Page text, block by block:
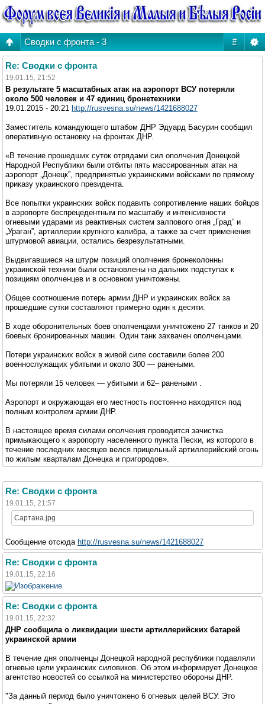
#
Сводки с фронта - 3
Re: Сводки с фронта
19.01.15, 21:52
В результате 5 масштабных атак на аэропорт ВСУ потеряли
около 500 человек и 47 единиц бронетехники
19.01.2015 - 20:21 http://rusvesna.su/news/1421688027
Заместитель командующего штабом ДНР Эдуард Басурин сообщил
оперативную остановку на фронтах ДНР.
«В течение прошедших суток отрядами сил ополчения Донецкой
Народной Республики были отбиты пять массированных атак на
аэропорт „Донецк”, предпринятые украинскими войсками по прямому
приказу украинского президента.
Все попытки украинских войск подавить сопротивление наших бойцов
в аэропорте беспрецедентным по масштабу и интенсивности
огневыми ударами из реактивных систем залпового огня „Град” и
„Ураган”, артиллерии крупного калибра, а также за счет применения
штурмовой авиации, остались безрезультатными.
Выдвигавшиеся на штурм позиций ополчения бронеколонны
украинской техники были остановлены на дальних подступах к
позициям ополченцев и в основном уничтожены.
Общее соотношение потерь армии ДНР и украинских войск за
прошедшие сутки составляют примерно один к десяти.
В ходе оборонительных боев ополченцами уничтожено 27 танков и 20
боевых бронированных машин. Один танк захвачен ополченцами.
Потери украинских войск в живой силе составили более 200
военнослужащих убитыми и около 300 — ранеными.
Мы потеряли 15 человек — убитыми и 62– ранеными .
Аэропорт и окружающая его местность постоянно находятся под
полным контролем армии ДНР.
В настоящее время силами ополчения проводится зачистка
примыкающего к аэропорту населенного пункта Пески, из которого в
течение последних месяцев велся прицельный артиллерийский огонь
по жилым кварталам Донецка и пригородов».
Re: Сводки с фронта
19.01.15, 21:57
Сартана.jpg
Сообщение отсюда http://rusvesna.su/news/1421688027
Re: Сводки с фронта
19.01.15, 22:16
Re: Сводки с фронта
19.01.15, 22:32
ДНР сообщила о ликвидации шести артиллерийских батарей
украинской армии
В течение дня ополченцы Донецкой народной республики подавляли
огневые цели украинских силовиков. Об этом информирует Донецкое
агентство новостей со ссылкой на министерство обороны ДНР.
"За данный период было уничтожено 6 огневых целей ВСУ. Это